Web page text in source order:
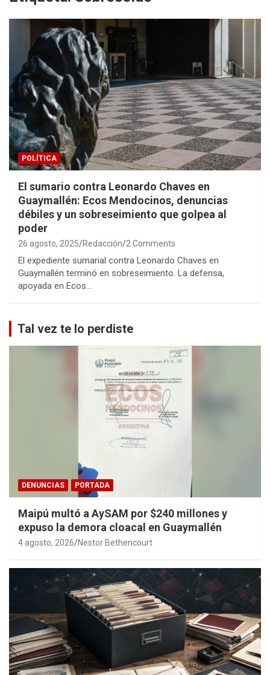
POLÍTICA
El sumario contra Leonardo Chaves en
Guaymallén: Ecos Mendocinos, denuncias
débiles y un sobreseimiento que golpea al
poder
26 agosto, 2025 Redacción 2 Comments
El expediente sumarial contra Leonardo Chaves en
Guaymallén terminó en sobreseimiento. La defensa,
apoyada en Ecos…
Tal vez te lo perdiste
DENUNCIAS PORTADA
Maipú multó a AySAM por $240 millones y
expuso la demora cloacal en Guaymallén
4 agosto, 2026 Nestor Bethencourt